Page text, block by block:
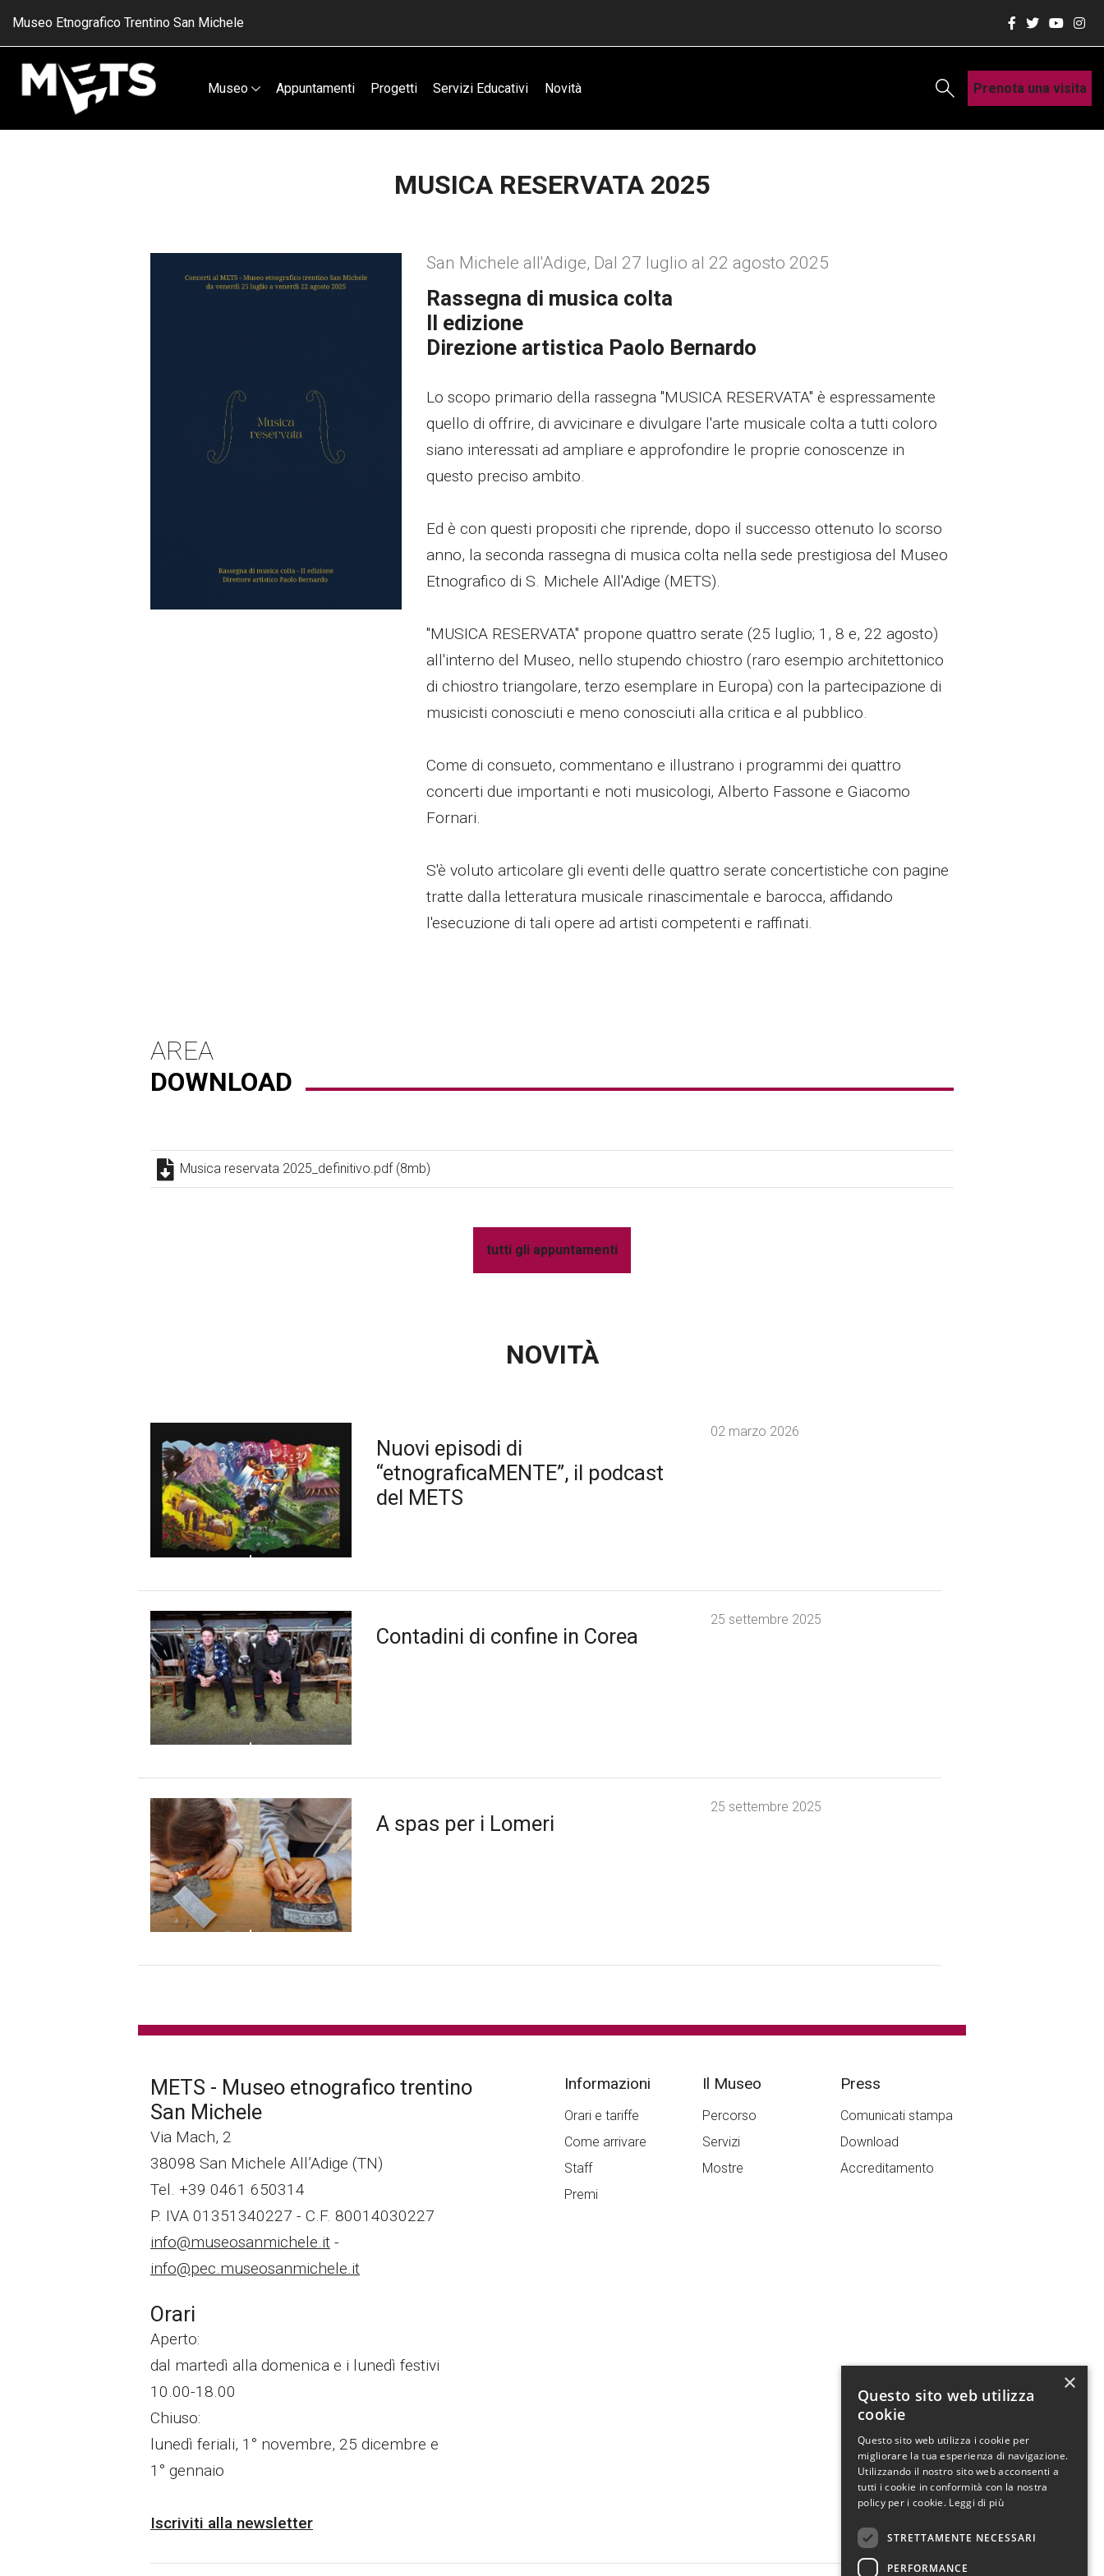
Museo Etnografico Trentino San Michele
Museo Appuntamenti Progetti Servizi Educativi Novità Prenota una visita
MUSICA RESERVATA 2025
San Michele all'Adige, Dal 27 luglio al 22 agosto 2025
Rassegna di musica colta
II edizione
Direzione artistica Paolo Bernardo
Lo scopo primario della rassegna "MUSICA RESERVATA" è espressamente
quello di offrire, di avvicinare e divulgare l'arte musicale colta a tutti coloro
siano interessati ad ampliare e approfondire le proprie conoscenze in
questo preciso ambito.
Ed è con questi propositi che riprende, dopo il successo ottenuto lo scorso
anno, la seconda rassegna di musica colta nella sede prestigiosa del Museo
Etnografico di S. Michele All'Adige (METS).
"MUSICA RESERVATA" propone quattro serate (25 luglio; 1, 8 e, 22 agosto)
all'interno del Museo, nello stupendo chiostro (raro esempio architettonico
di chiostro triangolare, terzo esemplare in Europa) con la partecipazione di
musicisti conosciuti e meno conosciuti alla critica e al pubblico.
Come di consueto, commentano e illustrano i programmi dei quattro
concerti due importanti e noti musicologi, Alberto Fassone e Giacomo
Fornari.
S'è voluto articolare gli eventi delle quattro serate concertistiche con pagine
tratte dalla letteratura musicale rinascimentale e barocca, affidando
l'esecuzione di tali opere ad artisti competenti e raffinati.
AREA
DOWNLOAD
Musica reservata 2025_definitivo.pdf (8mb)
tutti gli appuntamenti
NOVITÀ
Nuovi episodi di
“etnograficaMENTE”, il podcast
del METS
02 marzo 2026
Contadini di confine in Corea
25 settembre 2025
A spas per i Lomeri
25 settembre 2025
METS - Museo etnografico trentino
San Michele
Via Mach, 2
38098 San Michele All’Adige (TN)
Tel. +39 0461 650314
P. IVA 01351340227 - C.F. 80014030227
info@museosanmichele.it -
info@pec.museosanmichele.it
Orari
Aperto:
dal martedì alla domenica e i lunedì festivi
10.00-18.00
Chiuso:
lunedì feriali, 1° novembre, 25 dicembre e
1° gennaio
Iscriviti alla newsletter
Informazioni
Orari e tariffe
Come arrivare
Staff
Premi
Il Museo
Percorso
Servizi
Mostre
Press
Comunicati stampa
Download
Accreditamento
×
Questo sito web utilizza
cookie
Questo sito web utilizza i cookie per
migliorare la tua esperienza di navigazione.
Utilizzando il nostro sito web acconsenti a
tutti i cookie in conformità con la nostra
policy per i cookie. Leggi di più
STRETTAMENTE NECESSARI
PERFORMANCE